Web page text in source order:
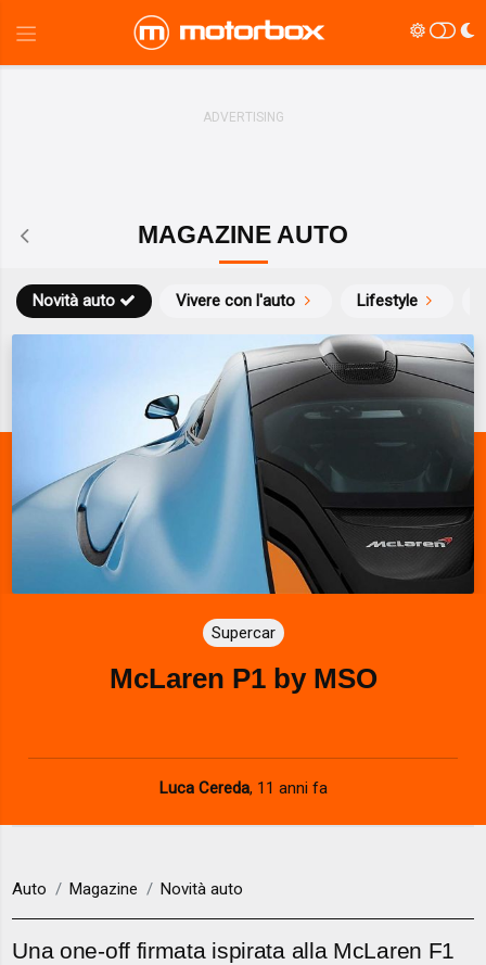
MAGAZINE AUTO
Novità auto Vivere con l'auto Lifestyle
Supercar
McLaren P1 by MSO
Luca Cereda, 11 anni fa
Auto Magazine Novità auto
Una one-off firmata ispirata alla McLaren F1